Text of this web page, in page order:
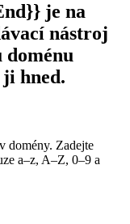
je na
nástroj
doménu
hned.
domény. Zadejte
a–z, A–Z, 0–9 a